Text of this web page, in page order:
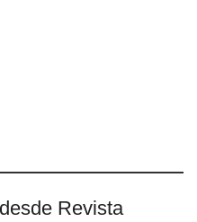
Revista